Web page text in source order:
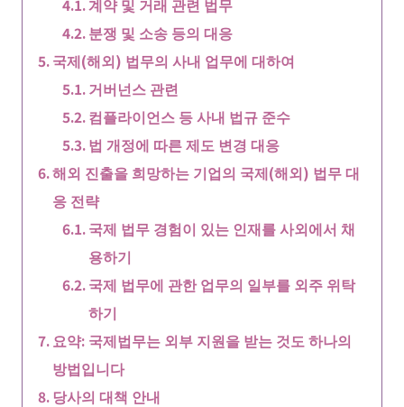
계약 및 거래 관련 법무
분쟁 및 소송 등의 대응
국제(해외) 법무의 사내 업무에 대하여
거버넌스 관련
컴플라이언스 등 사내 법규 준수
법 개정에 따른 제도 변경 대응
해외 진출을 희망하는 기업의 국제(해외) 법무 대
응 전략
국제 법무 경험이 있는 인재를 사외에서 채
용하기
국제 법무에 관한 업무의 일부를 외주 위탁
하기
요약: 국제법무는 외부 지원을 받는 것도 하나의
방법입니다
당사의 대책 안내